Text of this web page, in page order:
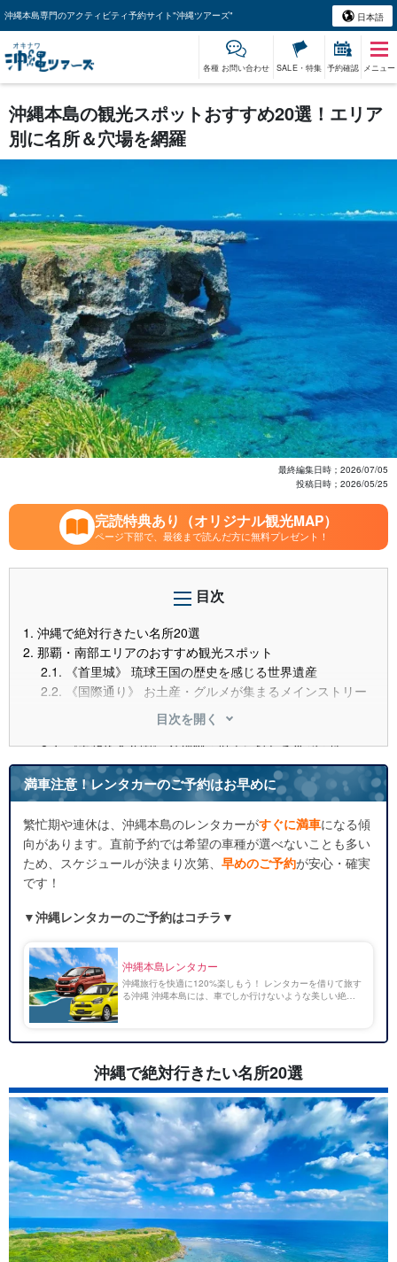
沖縄本島専門のアクティビティ予約サイト"沖縄ツアーズ" 日本語
各種 お問い合わせ SALE・特集 予約確認 メニュー
沖縄本島の観光スポットおすすめ20選！エリア
別に名所＆穴場を網羅
最終編集日時； 2026/07/05
投稿日時； 2026/05/25
完読特典あり（オリジナル観光MAP）
ページ下部で、最後まで読んだ方に無料プレゼント！
目次
1. 沖縄で絶対行きたい名所20選
2. 那覇・南部エリアのおすすめ観光スポット
2.1. 《首里城》 琉球王国の歴史を感じる世界遺産
2.2. 《国際通り》 お土産・グルメが集まるメインストリー
《斎場御嶽》 神聖な雰囲気漂うパワースポット
2.4.《平和祈念公園》 沖縄戦の歴史に触れる学びの地
2.5.《沖縄ワールド》 文化と自然を体感できるテーマパー
ク
3.中部エリアのおすすめ観光スポット
3.1.《アメリカンビレッジ》 買い物も夜景も楽しめる複合
スポット
3.2.《残波岬》 夕日の名所として知られる絶景スポット
3.3.
4. 北部エリアのおすすめ観光スポット
4.1.《青の洞窟》 神秘的な光に包まれる人気スポット
4.2.《万座毛》 象の鼻の形をした断崖絶壁の絶景
4.3.《美ら海水族館》 世界屈指の巨大水槽が魅力
4.4.《古宇利島》 ハートロックで話題の絶景スポット
4.5.《今帰仁城跡》 桜の名所としても有名な世界遺産
4.6.《備瀬のフクギ並木》 癒しの散策スポット
《ナゴパイナップルパーク》 子どもから大人まで楽し
めるテーマパーク
4.8.《水納島（みんなじま）》 日帰りで行ける楽園ビーチ
5.慶良間諸島（座間味・渡嘉敷） 世界が恋するケラマブルー
5.1.《古座間味ビーチ》 透明度抜群の人気ビーチ
5.2.《阿波連ビーチ》 渡嘉敷島を代表する絶景ビーチ
6.【番外編】 飛行機で行きたい沖縄の離島スポット
6.1.《石垣島》 八重山観光の拠点となるリゾートアイラン
ド
6.2.《宮古島》 エメラルドブルーの海と絶景橋ドライブ
6.3.《与那国島》 日本最西端の島で見る絶景とロマン
目次を開く
満車注意！レンタカーのご予約はお早めに
繁忙期や連休は、沖縄本島のレンタカーがすぐに満車になる傾
向があります。直前予約では希望の車種が選べないことも多い
ため、スケジュールが決まり次第、 早めのご予約が安心・確実
です！
▼沖縄レンタカーのご予約はコチラ▼
沖縄本島レンタカー
沖縄旅行を快適に120%楽しもう！ レンタカーを借りて旅す
る沖縄 沖縄本島には、車でしか行けないような美しい絶景
沖縄で絶対行きたい名所20選